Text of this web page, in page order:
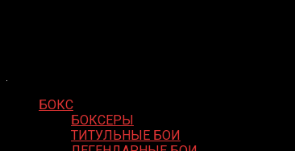
БОКС
БОКСЕРЫ
ТИТУЛЬНЫЕ БОИ